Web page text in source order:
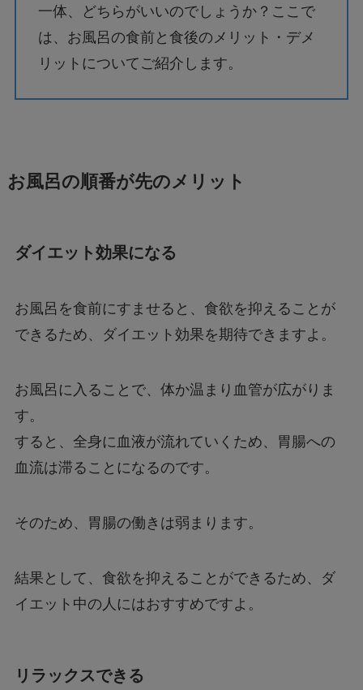
一体、どちらがいいのでしょうか？ここで
は、お風呂の食前と食後のメリット・デメ
リットについてご紹介します。
お風呂の順番が先のメリット
ダイエット効果になる
お風呂を食前にすませると、食欲を抑えることが
できるため、ダイエット効果を期待できますよ。
お風呂に入ることで、体か温まり血管が広がりま
す。
すると、全身に血液が流れていくため、胃腸への
血流は滞ることになるのです。
そのため、胃腸の働きは弱まります。
結果として、食欲を抑えることができるため、ダ
イエット中の人にはおすすめですよ。
リラックスできる